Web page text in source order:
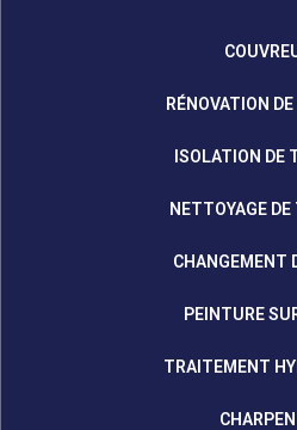
RÉNOVATION
ISOLATION DE
NETTOYAGE
CHANGEMENT
PEINTURE
TRAITEMENT